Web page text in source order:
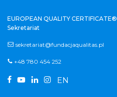
EUROPEAN QUALITY CERTIFICATE®
Sekretariat
sekretariat@fundacjaqualitas.pl
+48 780 454 252
    EN